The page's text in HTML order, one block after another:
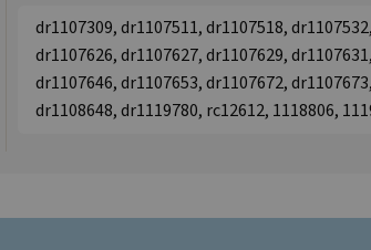
dr1107309, dr1107511, dr1107518,
dr1107626, dr1107627, dr1107629,
dr1107646, dr1107653, dr1107672,
dr1108648, dr1119780, rc12612, 1118806,